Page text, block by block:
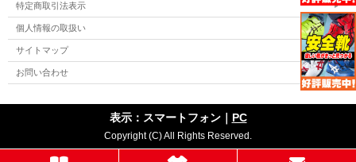
特定商取引法表示
個人情報の取扱い
サイトマップ
お問い合わせ
表示：スマートフォン｜ PC
Copyright (C) All Rights Reserved.